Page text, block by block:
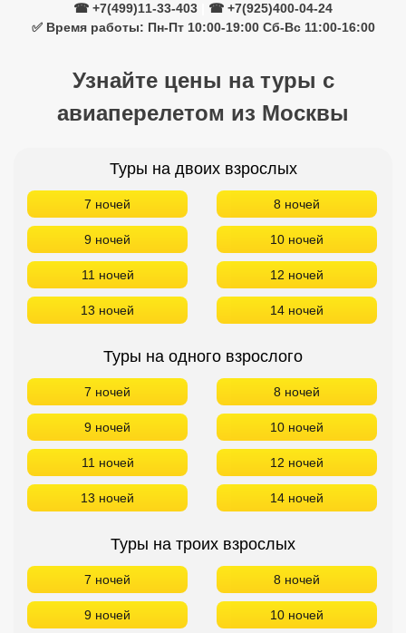
☎ +7(499)11-33-403
☎ +7(925)400-04-24
✅ Время работы: Пн-Пт 10:00-19:00 Сб-Вс 11:00-16:00
Узнайте цены на туры с
авиаперелетом из Москвы
Туры на двоих взрослых
7 ночей 8 ночей
9 ночей 10 ночей
11 ночей 12 ночей
13 ночей 14 ночей
Туры на одного взрослого
7 ночей 8 ночей
9 ночей 10 ночей
11 ночей 12 ночей
13 ночей 14 ночей
Туры на троих взрослых
7 ночей 8 ночей
9 ночей 10 ночей